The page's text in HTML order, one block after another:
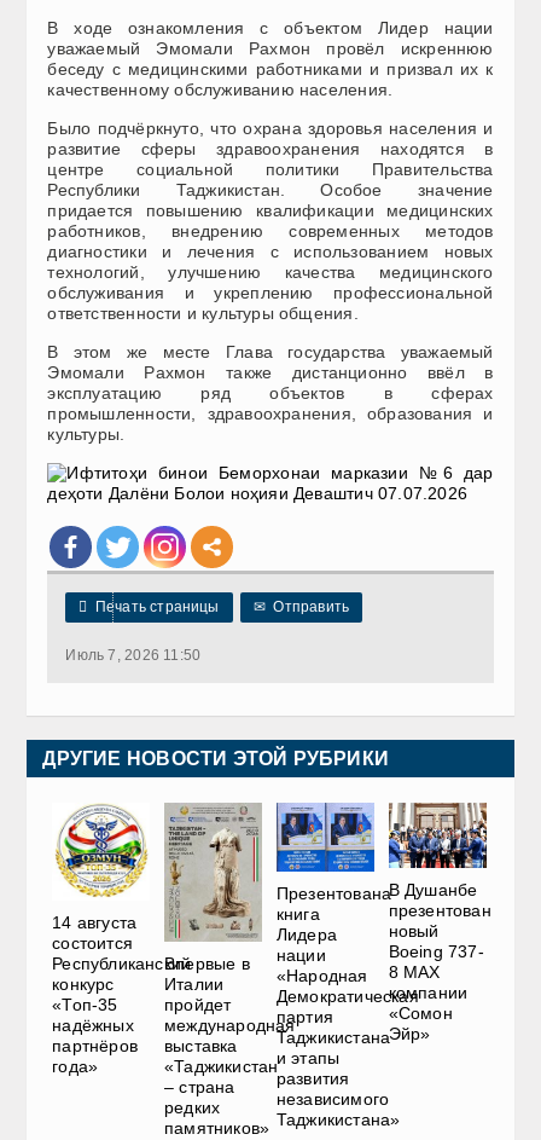
В ходе ознакомления с объектом Лидер нации
уважаемый Эмомали Рахмон провёл искреннюю
беседу с медицинскими работниками и призвал их к
качественному обслуживанию населения.
Было подчёркнуто, что охрана здоровья населения и
развитие сферы здравоохранения находятся в
центре социальной политики Правительства
Республики Таджикистан. Особое значение
придается повышению квалификации медицинских
работников, внедрению современных методов
диагностики и лечения с использованием новых
технологий, улучшению качества медицинского
обслуживания и укреплению профессиональной
ответственности и культуры общения.
В этом же месте Глава государства уважаемый
Эмомали Рахмон также дистанционно ввёл в
эксплуатацию ряд объектов в сферах
промышленности, здравоохранения, образования и
культуры.
 Печать страницы ✉ Отправить
Июль 7, 2026 11:50
ДРУГИЕ НОВОСТИ ЭТОЙ РУБРИКИ
14 августа
состоится
Республиканский
конкурс
«Топ-35
надёжных
партнёров
года»
Впервые в
Италии
пройдет
международная
выставка
«Таджикистан
– страна
редких
памятников»
Презентована
книга
Лидера
нации
«Народная
Демократическая
партия
Таджикистана
и этапы
развития
независимого
Таджикистана»
В Душанбе
презентован
новый
Boeing 737-
8 MAX
компании
«Сомон
Эйр»